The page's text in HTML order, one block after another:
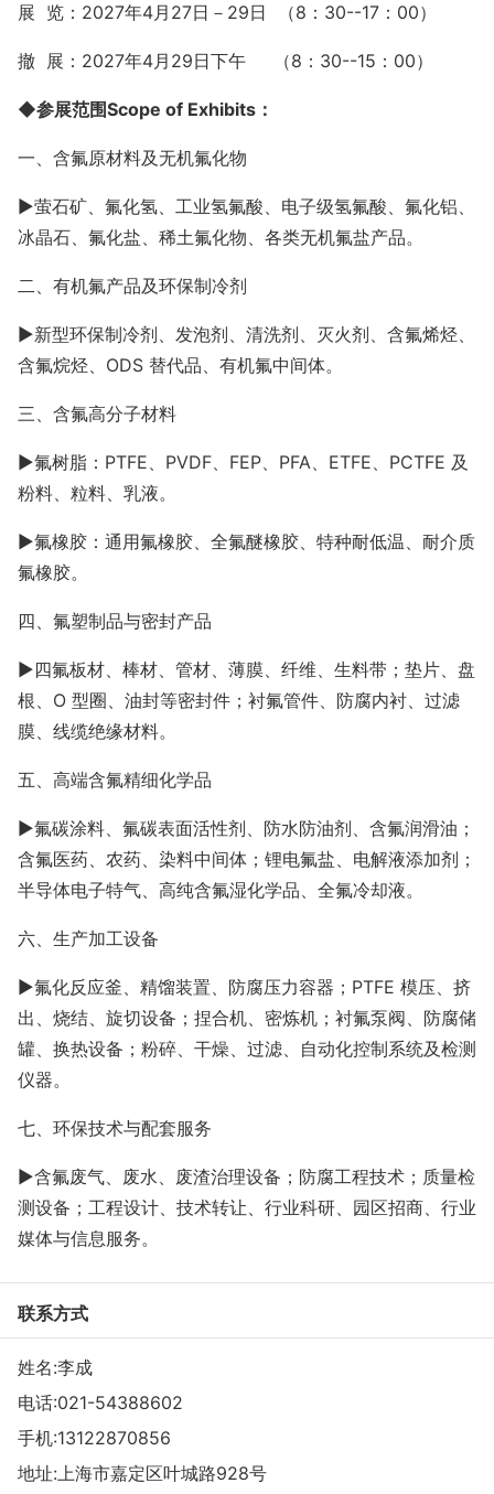
展 览： 2027年4月27日－29日 （8：30--17：00）
撤 展： 2027年4月29日下午 （8：30--15：00）
◆参展范围Scope of Exhibits：
一、含氟原材料及无机氟化物
►萤石矿、氟化氢、工业氢氟酸、电子级氢氟酸、氟化铝、
冰晶石、氟化盐、稀土氟化物、各类无机氟盐产品。
二、有机氟产品及环保制冷剂
►新型环保制冷剂、发泡剂、清洗剂、灭火剂、含氟烯烃、
含氟烷烃、 ODS 替代品、有机氟中间体。
三、含氟高分子材料
►氟树脂： PTFE、PVDF、FEP、PFA、ETFE、PCTFE 及
粉料、粒料、乳液。
►氟橡胶：通用氟橡胶、全氟醚橡胶、特种耐低温、耐介质
氟橡胶。
四、氟塑制品与密封产品
►四氟板材、棒材、管材、薄膜、纤维、生料带；垫片、盘
根、 O 型圈、油封等密封件；衬氟管件、防腐内衬、过滤
膜、线缆绝缘材料。
五、高端含氟精细化学品
►氟碳涂料、氟碳表面活性剂、防水防油剂、含氟润滑油；
含氟医药、农药、染料中间体；锂电氟盐、电解液添加剂；
半导体电子特气、高纯含氟湿化学品、全氟冷却液。
六、生产加工设备
►氟化反应釜、精馏装置、防腐压力容器； PTFE 模压、挤
出、烧结、旋切设备；捏合机、密炼机；衬氟泵阀、防腐储
罐、换热设备；粉碎、干燥、过滤、自动化控制系统及检测
仪器。
七、环保技术与配套服务
►含氟废气、废水、废渣治理设备；防腐工程技术；质量检
测设备；工程设计、技术转让、行业科研、园区招商、行业
媒体与信息服务。
联系方式
姓名:李成
电话:021-54388602
手机:13122870856
地址:上海市嘉定区叶城路928号